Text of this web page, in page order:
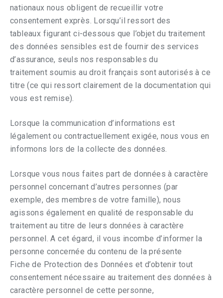
nationaux nous obligent de recueillir votre
consentement exprès. Lorsqu’il ressort des
tableaux figurant ci-dessous que l’objet du traitement
des données sensibles est de fournir des services
d’assurance, seuls nos responsables du
traitement soumis au droit français sont autorisés à ce
titre (ce qui ressort clairement de la documentation qui
vous est remise).
Lorsque la communication d’informations est
légalement ou contractuellement exigée, nous vous en
informons lors de la collecte des données.
Lorsque vous nous faites part de données à caractère
personnel concernant d’autres personnes (par
exemple, des membres de votre famille), nous
agissons également en qualité de responsable du
traitement au titre de leurs données à caractère
personnel. A cet égard, il vous incombe d’informer la
personne concernée du contenu de la présente
Fiche de Protection des Données et d’obtenir tout
consentement nécessaire au traitement des données à
caractère personnel de cette personne,